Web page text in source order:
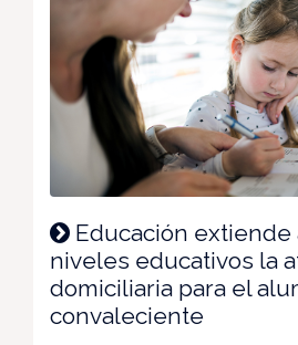
Educación extiende
niveles educativos la
domiciliaria para el
convaleciente